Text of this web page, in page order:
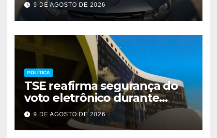
9 DE AGOSTO DE 2026
POLÍTICA
TSE reafirma segurança do
voto eletrônico durante
evento em Brasília
9 DE AGOSTO DE 2026